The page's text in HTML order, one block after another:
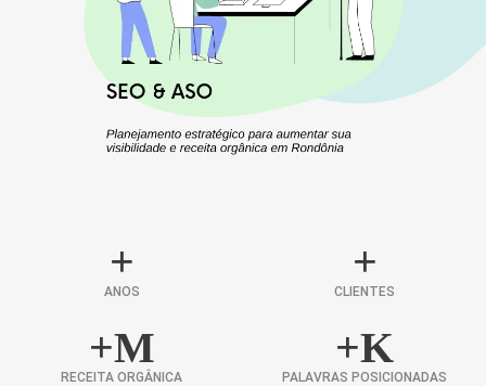
+
ANOS
+
CLIENTES
+M
RECEITA ORGÂNICA
+K
PALAVRAS POSICIONADAS